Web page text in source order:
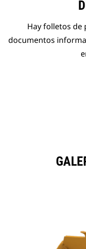
Hay folletos
documentos